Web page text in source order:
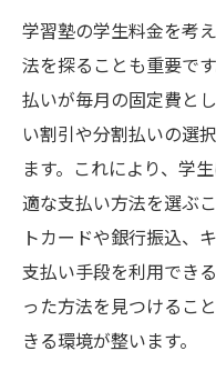
学習塾の学生料金を考
法を探ることも重要で
払いが毎月の固定費と
い割引や分割払いの選
ます。これにより、学
適な支払い方法を選ぶ
トカードや銀行振込、
支払い手段を利用でき
った方法を見つけるこ
きる環境が整います。